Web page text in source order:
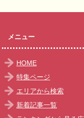
メニュー
HOME
特集ページ
エリアから検索
新着記事一覧